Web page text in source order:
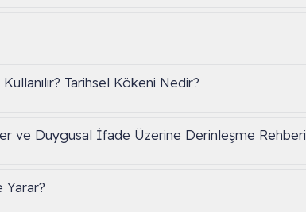
Tarihsel Kökeni Nedir?
ve Duygusal İfade Üzerine Derinleşme Rehberi